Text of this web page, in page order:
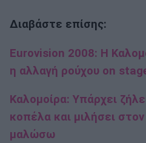
Διαβάστε επίσης:
Eurovision 2008: Η
η αλλαγή ρούχου on
Καλομοίρα: Υπάρχει
κοπέλα και μιλήσει
μαλώσω